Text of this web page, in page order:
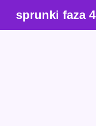
sprunki faza 4